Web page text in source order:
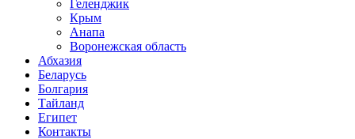
Геленджик
Крым
Анапа
Воронежская область
Абхазия
Беларусь
Болгария
Тайланд
Египет
Контакты